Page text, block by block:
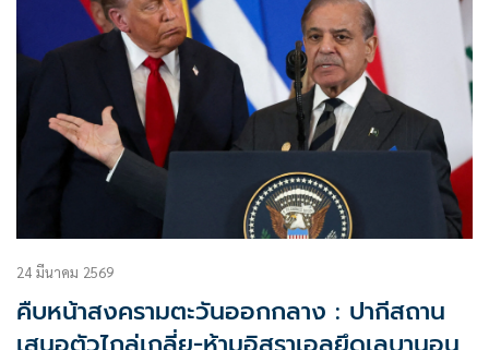
24 มีนาคม 2569
คืบหน้าสงครามตะวันออกกลาง : ปากีสถาน